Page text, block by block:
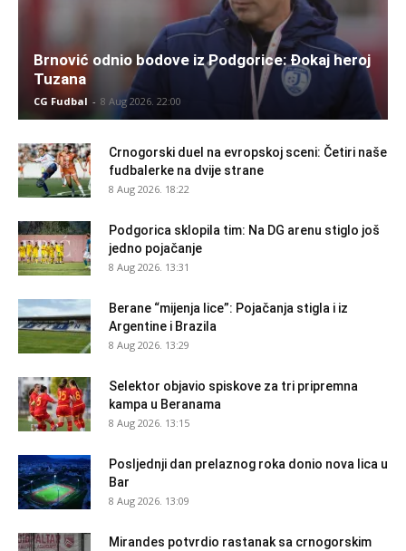
Brnović odnio bodove iz Podgorice: Đokaj heroj
Tuzana
CG Fudbal - 8 Aug 2026. 22:00
Crnogorski duel na evropskoj sceni: Četiri naše
fudbalerke na dvije strane
8 Aug 2026. 18:22
Podgorica sklopila tim: Na DG arenu stiglo još
jedno pojačanje
8 Aug 2026. 13:31
Berane “mijenja lice”: Pojačanja stigla i iz
Argentine i Brazila
8 Aug 2026. 13:29
Selektor objavio spiskove za tri pripremna
kampa u Beranama
8 Aug 2026. 13:15
Posljednji dan prelaznog roka donio nova lica u
Bar
8 Aug 2026. 13:09
Mirandes potvrdio rastanak sa crnogorskim